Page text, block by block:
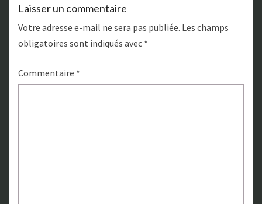
Laisser un commentaire
Votre adresse e-mail ne sera pas publiée. Les champs
obligatoires sont indiqués avec *
Commentaire *